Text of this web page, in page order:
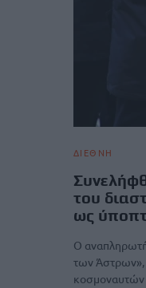
ΔΙΕΘΝΗ
του
ως
Ο
των Άστρων»,
κοσμοναυτών